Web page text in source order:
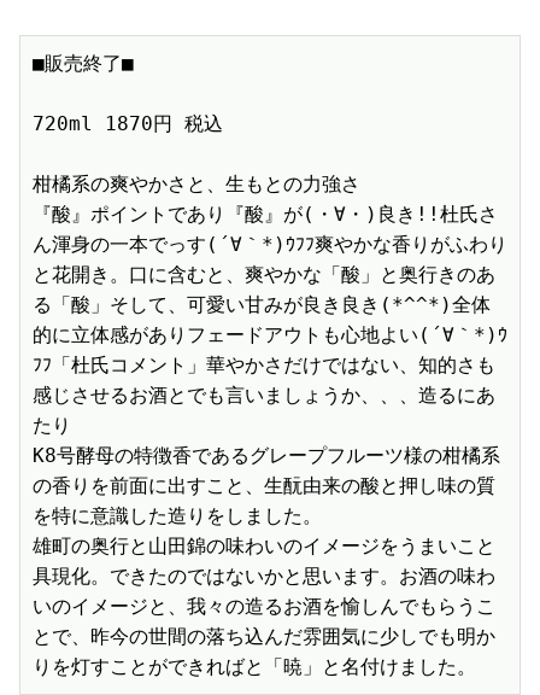
■販売終了■
720ml 1870円 税込
柑橘系の爽やかさと、生もとの力強さ
『酸』ポイントであり『酸』が(・∀・)良き!!杜氏さ
ん渾身の一本でっす(´∀｀*)ｳﾌﾌ爽やかな香りがふわり
と花開き。口に含むと、爽やかな「酸」と奥行きのあ
る「酸」そして、可愛い甘みが良き良き(*^^*)全体
的に立体感がありフェードアウトも心地よい(´∀｀*)ｳ
ﾌﾌ「杜氏コメント」華やかさだけではない、知的さも
感じさせるお酒とでも言いましょうか、、、造るにあ
たり
K8号酵母の特徴香であるグレープフルーツ様の柑橘系
の香りを前面に出すこと、生酛由来の酸と押し味の質
を特に意識した造りをしました。
雄町の奥行と山田錦の味わいのイメージをうまいこと
具現化。できたのではないかと思います。お酒の味わ
いのイメージと、我々の造るお酒を愉しんでもらうこ
とで、昨今の世間の落ち込んだ雰囲気に少しでも明か